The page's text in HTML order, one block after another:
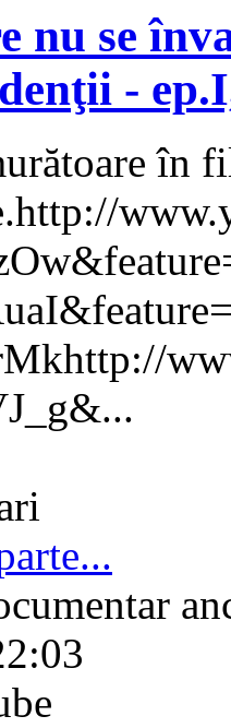
nu se
-
în